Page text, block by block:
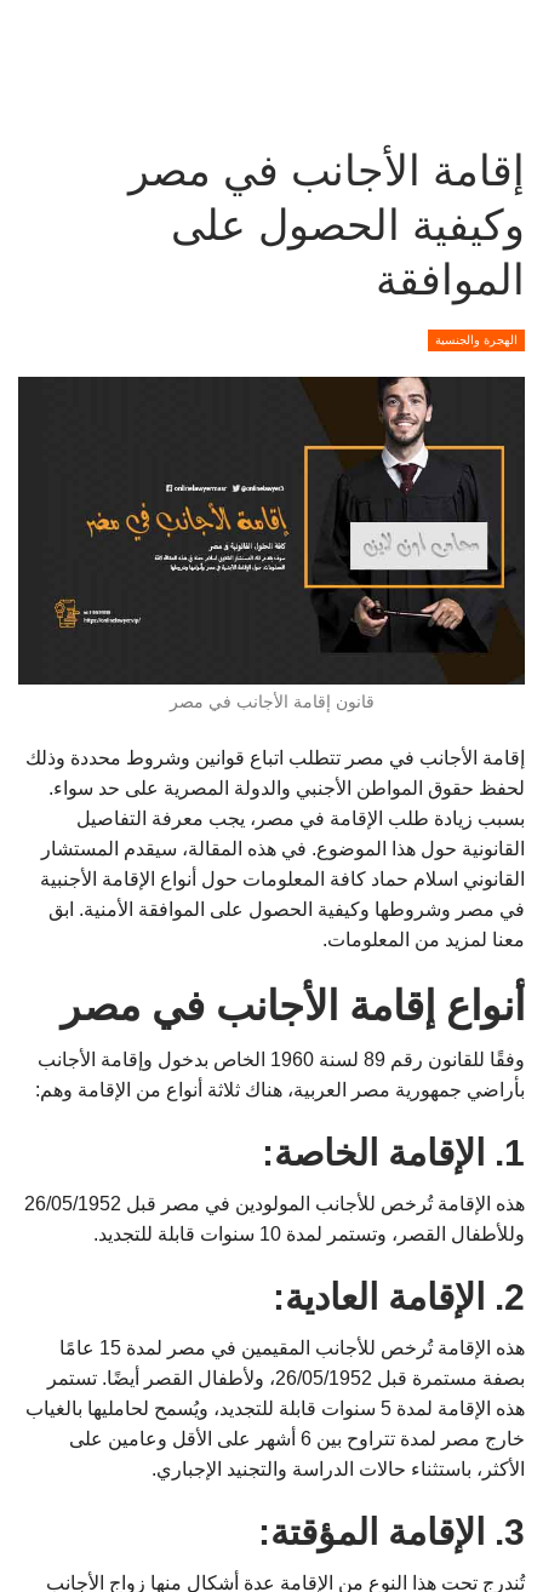
إقامة الأجانب في مصر
وكيفية الحصول على
الموافقة
الهجرة والجنسية
قانون إقامة الأجانب في مصر
إقامة الأجانب في مصر تتطلب اتباع قوانين وشروط محددة وذلك
لحفظ حقوق المواطن الأجنبي والدولة المصرية على حد سواء.
بسبب زيادة طلب الإقامة في مصر، يجب معرفة التفاصيل
القانونية حول هذا الموضوع. في هذه المقالة، سيقدم المستشار
القانوني اسلام حماد كافة المعلومات حول أنواع الإقامة الأجنبية
في مصر وشروطها وكيفية الحصول على الموافقة الأمنية. ابق
معنا لمزيد من المعلومات.
أنواع إقامة الأجانب في مصر
وفقًا للقانون رقم 89 لسنة 1960 الخاص بدخول وإقامة الأجانب
بأراضي جمهورية مصر العربية، هناك ثلاثة أنواع من الإقامة وهم:
1. الإقامة الخاصة:
هذه الإقامة تُرخص للأجانب المولودين في مصر قبل 26/05/1952
وللأطفال القصر، وتستمر لمدة 10 سنوات قابلة للتجديد.
2. الإقامة العادية:
هذه الإقامة تُرخص للأجانب المقيمين في مصر لمدة 15 عامًا
بصفة مستمرة قبل 26/05/1952، ولأطفال القصر أيضًا. تستمر
هذه الإقامة لمدة 5 سنوات قابلة للتجديد، ويُسمح لحامليها بالغياب
خارج مصر لمدة تتراوح بين 6 أشهر على الأقل وعامين على
الأكثر، باستثناء حالات الدراسة والتجنيد الإجباري.
3. الإقامة المؤقتة:
تُندرج تحت هذا النوع من الإقامة عدة أشكال منها زواج الأجانب